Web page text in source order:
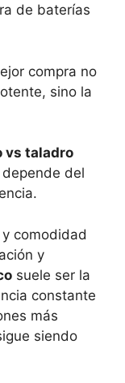
de baterías
compra no
sino la
vs taladro
del
comodidad
y
suele ser la
constante
más
siendo